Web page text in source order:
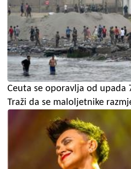
Ceuta se oporavlja od upada
Traži da se maloljetnike